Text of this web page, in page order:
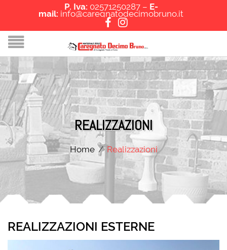
P. Iva: 02571250287 – E-
mail: info@caregnatodecimobruno.it
REALIZZAZIONI
Home / Realizzazioni
REALIZZAZIONI ESTERNE